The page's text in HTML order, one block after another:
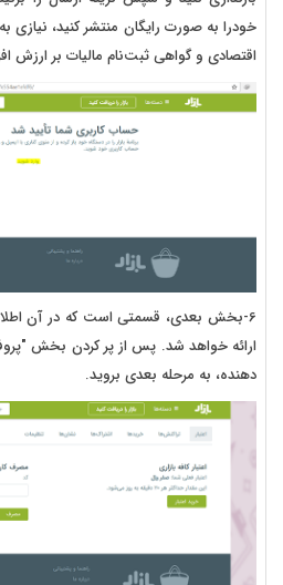
خودرا به صورت رایگان منتشر کنید، نیازی
اقتصادی و گواهی ثبت‌نام مالیات بر ارزش
6-بخش بعدی، قسمتی است که در آن
ارائه خواهد شد. پس از پر کردن بخش
دهنده، به مرحله بعدی بروید.